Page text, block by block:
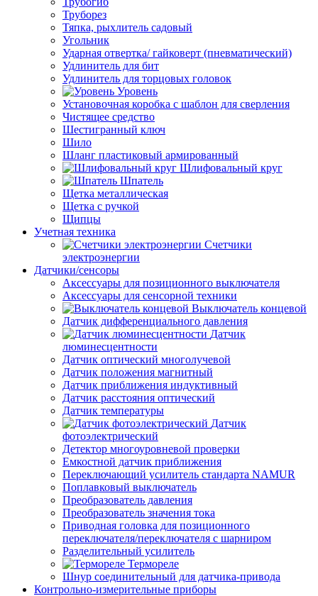
Труборез
Тяпка, рыхлитель садовый
Угольник
Ударная отвертка/ гайковерт (пневматический)
Удлинитель для бит
Удлинитель для торцовых головок
Уровень
Установочная коробка с шаблон для сверления
Чистящее средство
Шестигранный ключ
Шило
Шланг пластиковый армированный
Шлифовальный круг
Шпатель
Щетка металлическая
Щетка с ручкой
Щипцы
Учетная техника
Счетчики
электроэнергии
Датчики/сенсоры
Аксессуары для позиционного выключателя
Аксессуары для сенсорной техники
Выключатель концевой
Датчик дифференциального давления
Датчик
люминесцентности
Датчик оптический многолучевой
Датчик положения магнитный
Датчик приближения индуктивный
Датчик расстояния оптический
Датчик температуры
Датчик
фотоэлектрический
Детектор многоуровневой проверки
Емкостной датчик приближения
Переключающий усилитель стандарта NAMUR
Поплавковый выключатель
Преобразователь давления
Преобразователь значения тока
Приводная головка для позиционного
переключателя/переключателя с шарниром
Разделительный усилитель
Термореле
Шнур соединительный для датчика-привода
Контрольно-измерительные приборы